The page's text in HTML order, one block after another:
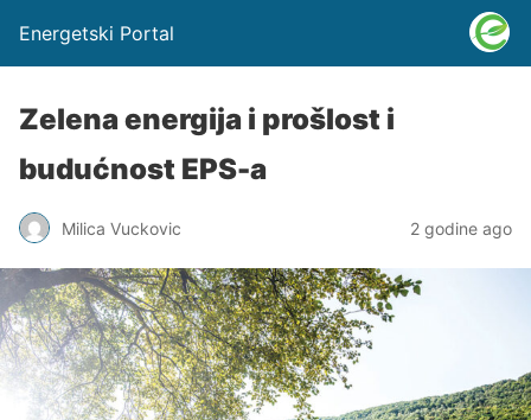
Energetski Portal
Zelena energija i prošlost i
budućnost EPS-a
Milica Vuckovic 2 godine ago